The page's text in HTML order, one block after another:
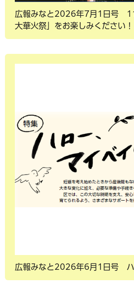
広報みなと2026年7月1日号
大華火祭」をお楽しみください！
広報みなと2026年6月1日号 ハ